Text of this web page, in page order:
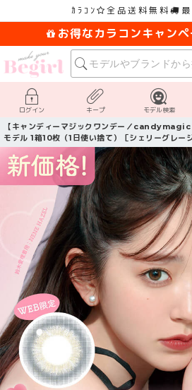
ｶﾗｺﾝ 全品送料無料
お得なカラコンキャン
ログイン キープ モデル検索
【キャンディーマジックワンデー／
モデル 1箱10枚（1日使い捨て）［シェリーグレー